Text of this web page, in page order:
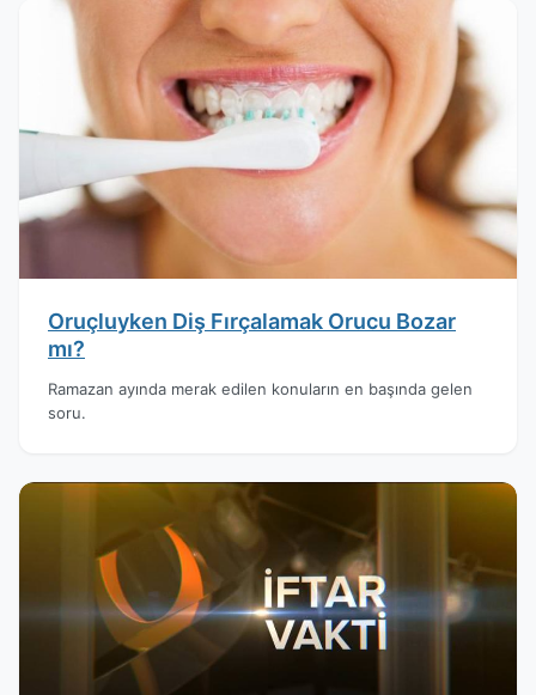
Oruçluyken Diş Fırçalamak Orucu Bozar
mı?
Ramazan ayında merak edilen konuların en başında gelen
soru.